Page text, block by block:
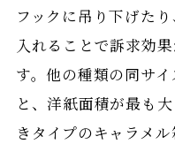
フックに吊り下げた
入れることで訴求効
す。他の種類の同サ
と、洋紙面積が最も
きタイプのキャラメル